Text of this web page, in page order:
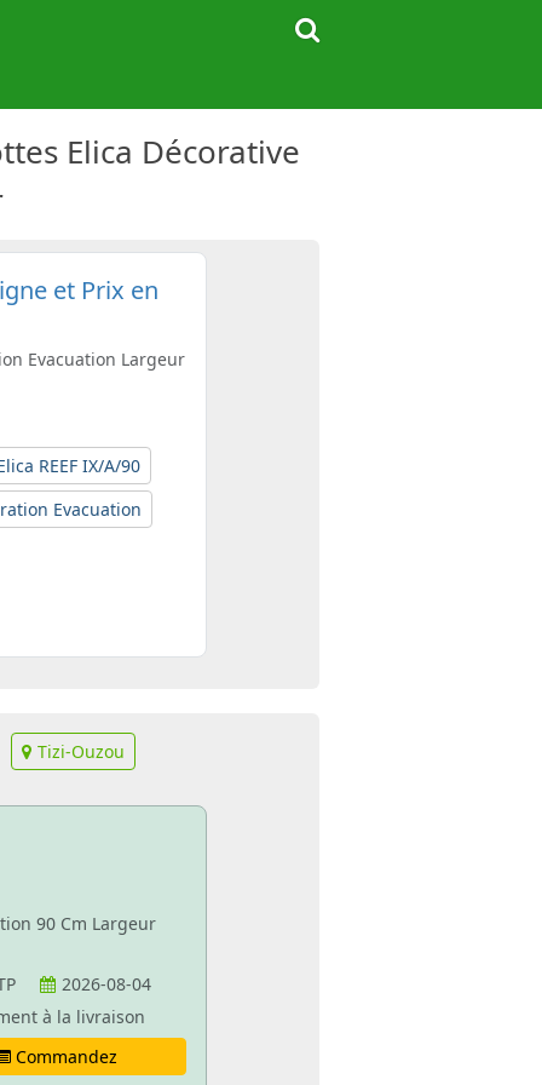
Elica Décorative
et Prix en
Evacuation Largeur
REEF IX/A/90
Evacuation
Tizi-Ouzou
90 Cm Largeur
2026-08-04
à la livraison
Commandez